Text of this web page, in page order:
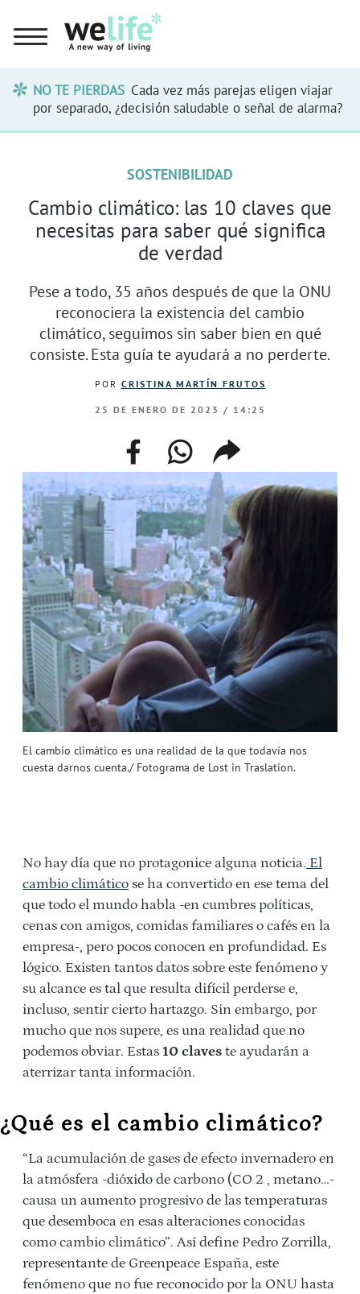
NO TE PIERDAS Cada vez más parejas eligen viajar
por separado, ¿decisión saludable o señal de alarma?
El cambio climático es una realidad de la que todavía nos
cuesta darnos cuenta./ Fotograma de Lost in Traslation.
SOSTENIBILIDAD
Cambio climático: las 10 claves que
necesitas para saber qué significa
de verdad
Pese a todo, 35 años después de que la ONU
reconociera la existencia del cambio
climático, seguimos sin saber bien en qué
consiste. Esta guía te ayudará a no perderte.
POR CRISTINA MARTÍN FRUTOS
25 DE ENERO DE 2023 / 14:25
facebookwhatsappcompartir
enlace
No hay día que no protagonice alguna noticia. El
cambio climático se ha convertido en ese tema del
que todo el mundo habla -en cumbres políticas,
cenas con amigos, comidas familiares o cafés en la
empresa-, pero pocos conocen en profundidad. Es
lógico. Existen tantos datos sobre este fenómeno y
su alcance es tal que resulta difícil perderse e,
incluso, sentir cierto hartazgo. Sin embargo, por
mucho que nos supere, es una realidad que no
podemos obviar. Estas 10 claves te ayudarán a
aterrizar tanta información.
¿Qué es el cambio climático?
“La acumulación de gases de efecto invernadero en
la atmósfera -dióxido de carbono (CO 2 , metano…-
causa un aumento progresivo de las temperaturas
que desemboca en esas alteraciones conocidas
como cambio climático”. Así define Pedro Zorrilla,
representante de Greenpeace España, este
fenómeno que no fue reconocido por la ONU hasta